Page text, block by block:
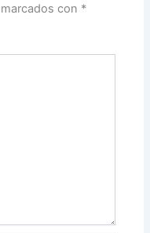
con *